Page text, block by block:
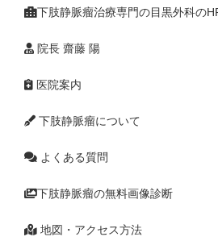
下肢静脈瘤治療専門の目黒外科の
院長 齋藤 陽
医院案内
下肢静脈瘤について
よくある質問
下肢静脈瘤の無料画像診断
地図・アクセス方法